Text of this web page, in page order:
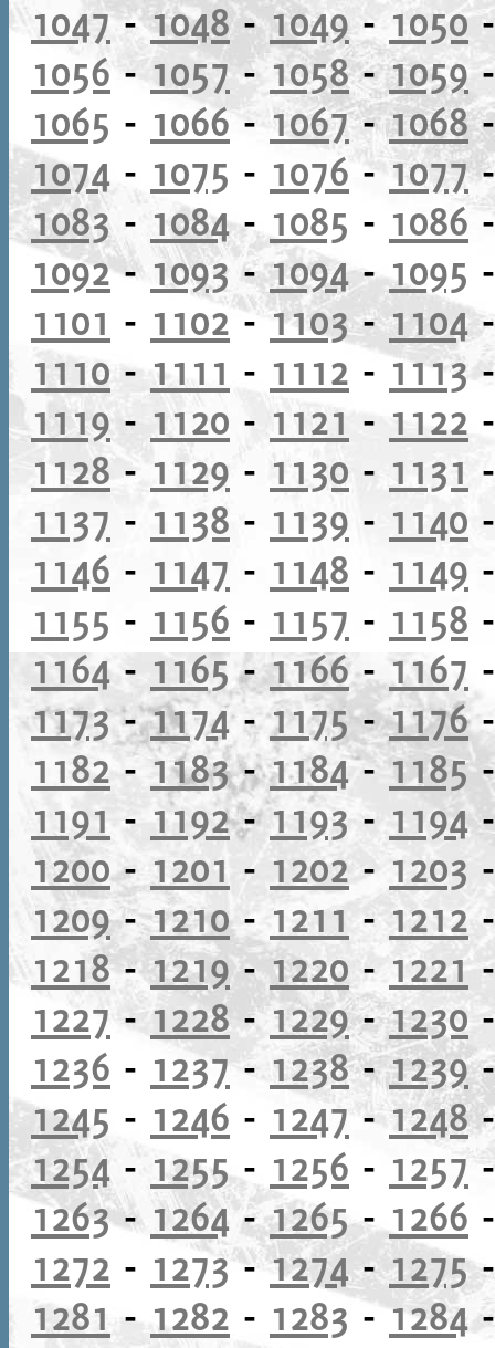
1047-1048-1049 -1050
1056-1057- 1058-1059
1065 - 1066-1067-1068
1074 - 1075 - 1076 -1077
1083 - 1084- 1085 - 1086
1092- 1093-1094-1095
1101 - 1102-1103-1104
1110- 1111 - 1112 -1113
1119- 1120 - 1121 - 1122
1128- 1129 - 1130 - 1131
1137 - 1138 - 1139 - 1140
1146 - 1147 - 1148 - 1149
1155 - 1156 - 1157 - 1158
1164-1165-1166- 1167
1173-1174-1175-1176
1182 - 1183-1184-1185
1191 - 1192-1193- 1194
1200- 1201 - 1202 - 1203
1209-1210-1211 -1212
1218-1219-1220 -1221
1227 - 1228-1229-1230
1236 - 1237- 1238-1239
1245 - 1246 - 1247-1248
1254 - 1255- 1256 - 1257
1263- 1264-1265- 1266
1272 - 1273-1274-1275
1281 - 1282 - 1283 -1284